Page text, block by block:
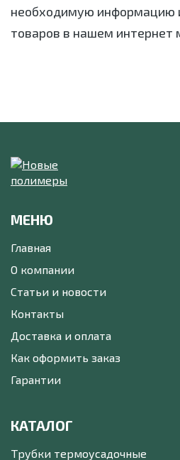
необходимую информацию
товаров в нашем интернет
МЕНЮ
Главная
О компании
Статьи и новости
Контакты
Доставка и оплата
Как оформить заказ
Гарантии
КАТАЛОГ
Трубки термоусадочные